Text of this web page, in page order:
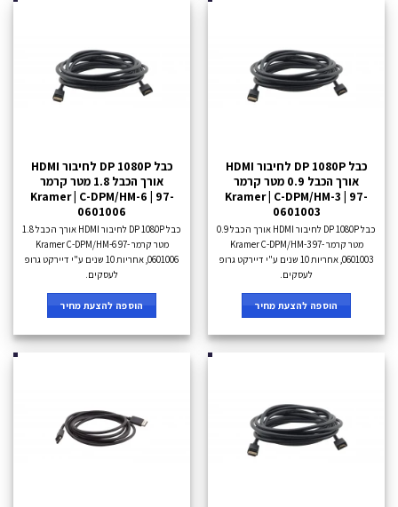
כבל DP 1080P לחיבור HDMI
אורך הכבל 0.9 מטר קרמר
Kramer | C-DPM/HM-3 | 97-
0601003
כבל DP 1080P לחיבור HDMI אורך הכבל 0.9
מטר קרמר Kramer C-DPM/HM-3 97-
0601003, אחריות 10 שנים ע"י דיירקט גרופ
לעסקים.
הוספה להצעת מחיר
כבל DP 1080P לחיבור HDMI
אורך הכבל 1.8 מטר קרמר
Kramer | C-DPM/HM-6 | 97-
0601006
כבל DP 1080P לחיבור HDMI אורך הכבל 1.8
מטר קרמר Kramer C-DPM/HM-6 97-
0601006, אחריות 10 שנים ע"י דיירקט גרופ
לעסקים.
הוספה להצעת מחיר